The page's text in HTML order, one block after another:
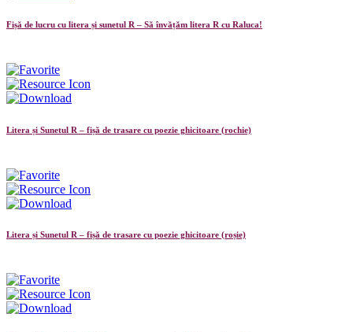
Fișă de lucru cu litera și sunetul R – Să învățăm litera R cu Raluca!
Litera și Sunetul R – fișă de trasare cu poezie ghicitoare (rochie)
Litera și Sunetul R – fișă de trasare cu poezie ghicitoare (roșie)